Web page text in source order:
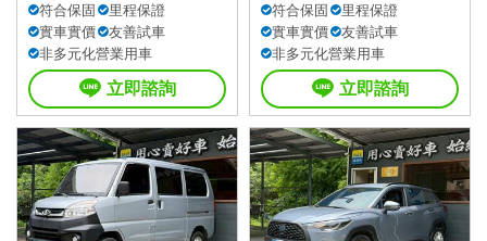
符合保固
里程保證
實車實價
友善試車
非多元化營業用車
立即諮詢
符合保固
里程保證
實車實價
友善試車
非多元化營業用車
立即諮詢